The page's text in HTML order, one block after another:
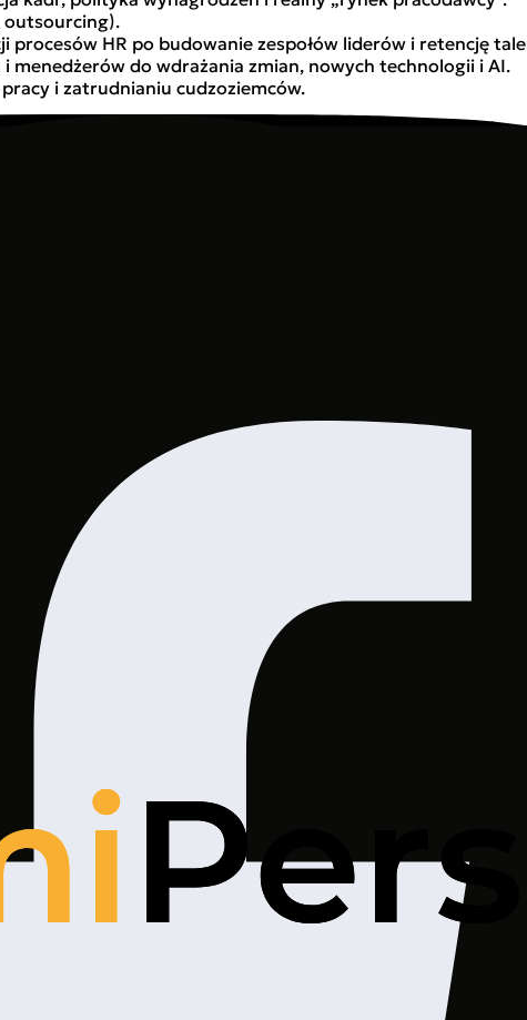
outsourcing).
procesów HR po budowanie zespołów liderów i retencję
do wdrażania zmian, nowych technologii i AI.
i zatrudnianiu cudzoziemców.
operacyjnych, którzy chcą zrozumieć, jak na tle
adaptacji, lepszej elastyczności i świadomemu
swojej firmy z praktykami ponad 500 przedsiębiorstw –
i gospodarki. Bądź na bieżąco z trendami — dla